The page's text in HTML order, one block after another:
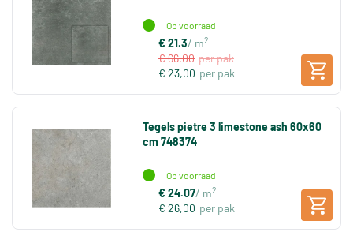
Op voorraad
€ 21.3/ m2
€ 66,00 per pak
€ 23,00 per pak
Tegels pietre 3 limestone ash 60x60
cm 748374
Op voorraad
€ 24.07/ m2
€ 26,00 per pak